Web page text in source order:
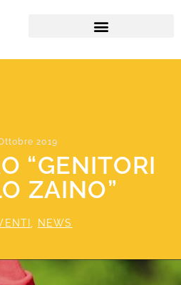
2019
“GENITORI
ZAINO”
NEWS